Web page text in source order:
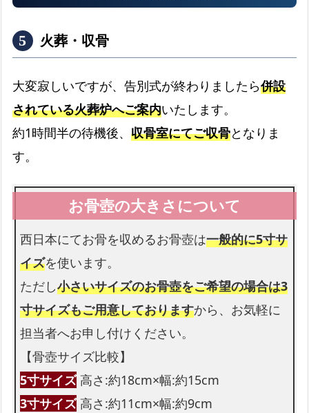
納棺切り花
お顔まわりを彩る切り花です
花束
お足元も花束を入れられます
火葬・収骨
大変寂しいですが、告別式が終わりましたら併設
されている火葬炉へご案内いたします。
約1時間半の待機後、 収骨室にてご収骨となりま
す。
西日本にてお骨を収めるお骨壺は一般的に5寸サ
イズを使います。
ただし小さいサイズのお骨壺をご希望の場合は3
寸サイズもご用意しておりますから、お気軽に
担当者へお申し付けください。
【骨壺サイズ比較】
5寸サイズ 高さ:約18cm×幅:約15cm
3寸サイズ 高さ:約11cm×幅:約9cm